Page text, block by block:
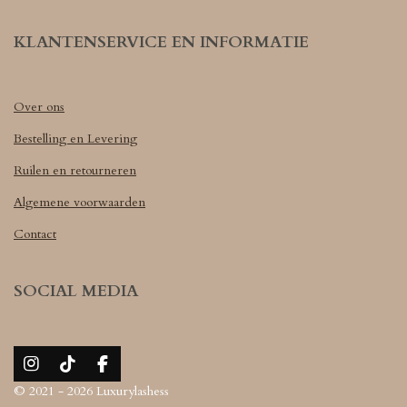
KLANTENSERVICE EN INFORMATIE
Over ons
Bestelling en Levering
Ruilen en retourneren
Algemene voorwaarden
Contact
SOCIAL MEDIA
I
n
T
i
F
a
© 2021 - 2026 Luxurylashess